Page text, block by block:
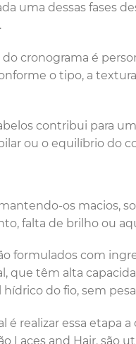
uma dessas fases
cronograma é
o tipo, a
contribui para
ou o equilíbrio do
os macios,
falta de brilho ou
formulados com
que têm alta
do fio, sem
realizar essa etapa a
Laces and Hair, são